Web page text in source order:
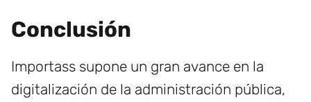
Conclusión
Importass supone un gran avance en la
digitalización de la administración pública,